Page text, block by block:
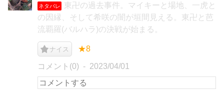
ネタバレ
東卍の過去事件。マイキーと場地、一虎と
の因縁、そして希咲の闇が垣間見える。東卍と芭
流覇羅(バルハラ)の決戦が始まる。
ナイス ★8
コメント(0) 2023/04/01